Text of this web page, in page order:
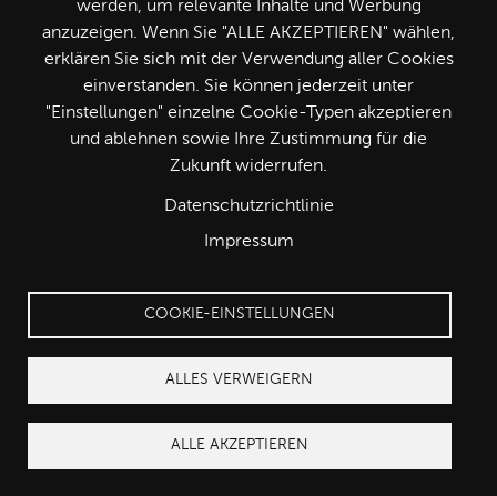
Weingut Schwarzböck
Stammersdorf
werden, um relevante Inhalte und Werbung
anzuzeigen. Wenn Sie "ALLE AKZEPTIEREN" wählen,
erklären Sie sich mit der Verwendung aller Cookies
einverstanden. Sie können jederzeit unter
"Einstellungen" einzelne Cookie-Typen akzeptieren
und ablehnen sowie Ihre Zustimmung für die
Zukunft widerrufen.
Datenschutzrichtlinie
Impressum
COOKIE-EINSTELLUNGEN
ALLES VERWEIGERN
ALLE AKZEPTIEREN